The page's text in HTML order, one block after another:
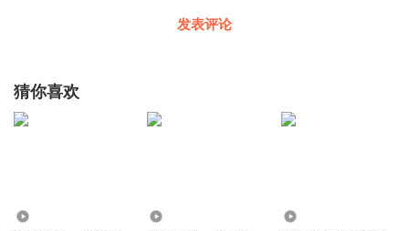
发表评论
猜你喜欢